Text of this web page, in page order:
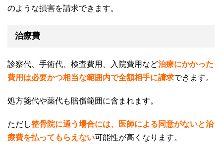
のような損害を請求できます。
治療費
診察代、手術代、検査費用、入院費用など治療にかかった
費用は必要かつ相当な範囲内で全額相手に請求できます。
処方箋代や薬代も賠償範囲に含まれます。
ただし整骨院に通う場合には、医師による同意がないと治
療費を払ってもらえない可能性が高くなります。